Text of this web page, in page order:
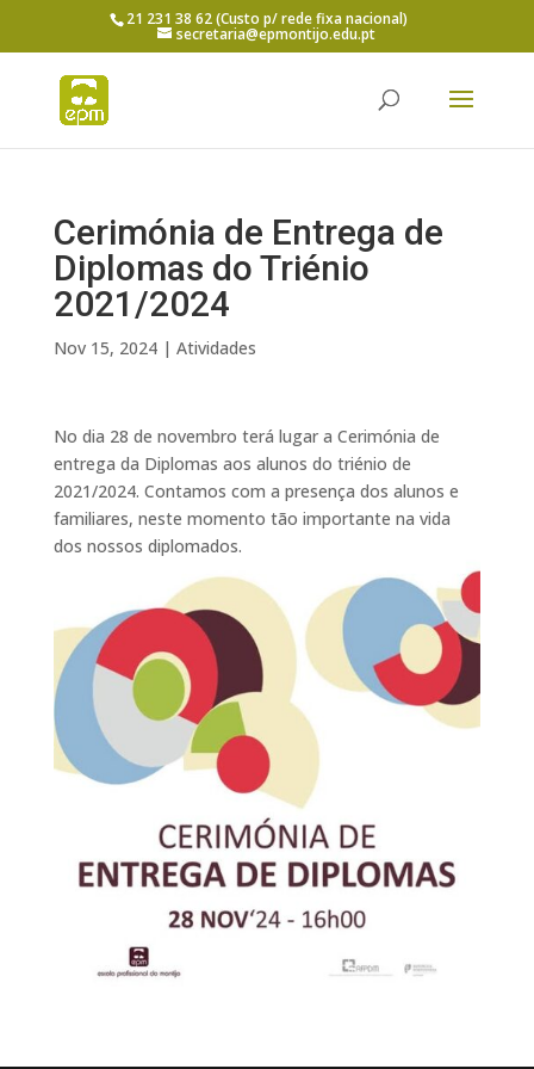
21 231 38 62 (Custo p/ rede fixa nacional)
secretaria@epmontijo.edu.pt
Cerimónia de Entrega de
Diplomas do Triénio
2021/2024
Nov 15, 2024| Atividades
No dia 28 de novembro terá lugar a Cerimónia de
entrega da Diplomas aos alunos do triénio de
2021/2024. Contamos com a presença dos alunos e
familiares, neste momento tão importante na vida
dos nossos diplomados.